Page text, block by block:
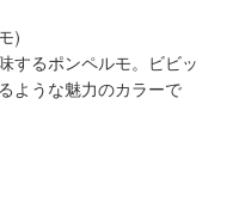
)
するポンペルモ。ビビッ
ような魅力のカラーで